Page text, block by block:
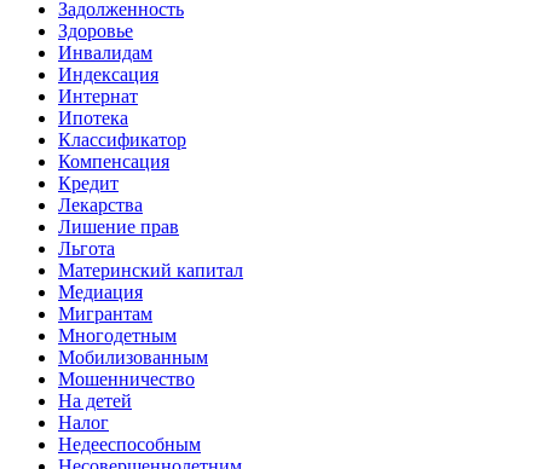
Задолженность
Здоровье
Инвалидам
Индексация
Интернат
Ипотека
Классификатор
Компенсация
Кредит
Лекарства
Лишение прав
Льгота
Материнский капитал
Медиация
Мигрантам
Многодетным
Мобилизованным
Мошенничество
На детей
Налог
Недееспособным